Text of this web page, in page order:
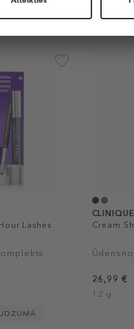
Lashes
CLINIQUE
Cream
26,99 €
1.2 g